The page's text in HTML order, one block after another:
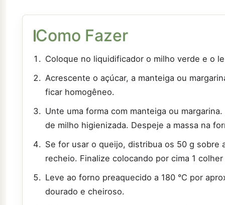
Como Fazer
Coloque no liquidificador o milho verde e o
Acrescente o açúcar, a manteiga ou
ficar homogêneo.
Unte uma forma com manteiga ou
de milho higienizada. Despeje a massa na
Se for usar o queijo, distribua os 50 g sobre
recheio. Finalize colocando por cima 1
Leve ao forno preaquecido a 180 °C por
dourado e cheiroso.